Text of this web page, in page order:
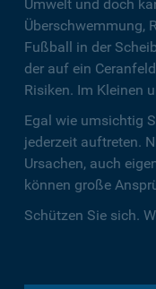
Umwelt und doch
Überschwemmung,
Fußball in der
der auf ein
Risiken. Im Kleinen
Egal wie umsichtig
jederzeit auftreten.
Ursachen, auch
können große
Schützen Sie sich.